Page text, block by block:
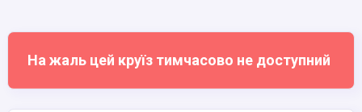
На жаль цей круїз тимчасово не доступний